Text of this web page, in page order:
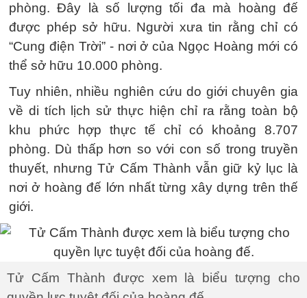
phòng. Đây là số lượng tối đa mà hoàng đế
được phép sở hữu. Người xưa tin rằng chỉ có
“Cung điện Trời” - nơi ở của Ngọc Hoàng mới có
thể sở hữu 10.000 phòng.
Tuy nhiên, nhiều nghiên cứu do giới chuyên gia
về di tích lịch sử thực hiện chỉ ra rằng toàn bộ
khu phức hợp thực tế chỉ có khoảng 8.707
phòng. Dù thấp hơn so với con số trong truyền
thuyết, nhưng Tử Cấm Thành vẫn giữ kỷ lục là
nơi ở hoàng đế lớn nhất từng xây dựng trên thế
giới.
Tử Cấm Thành được xem là biểu tượng cho